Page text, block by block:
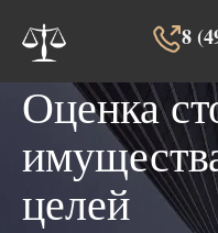
8
Оценка
целей